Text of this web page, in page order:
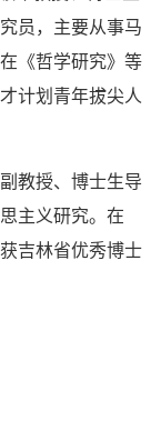
员，主要从事马
《哲学研究》等
计划青年拔尖人
教授、博士生导
主义研究。在
吉林省优秀博士